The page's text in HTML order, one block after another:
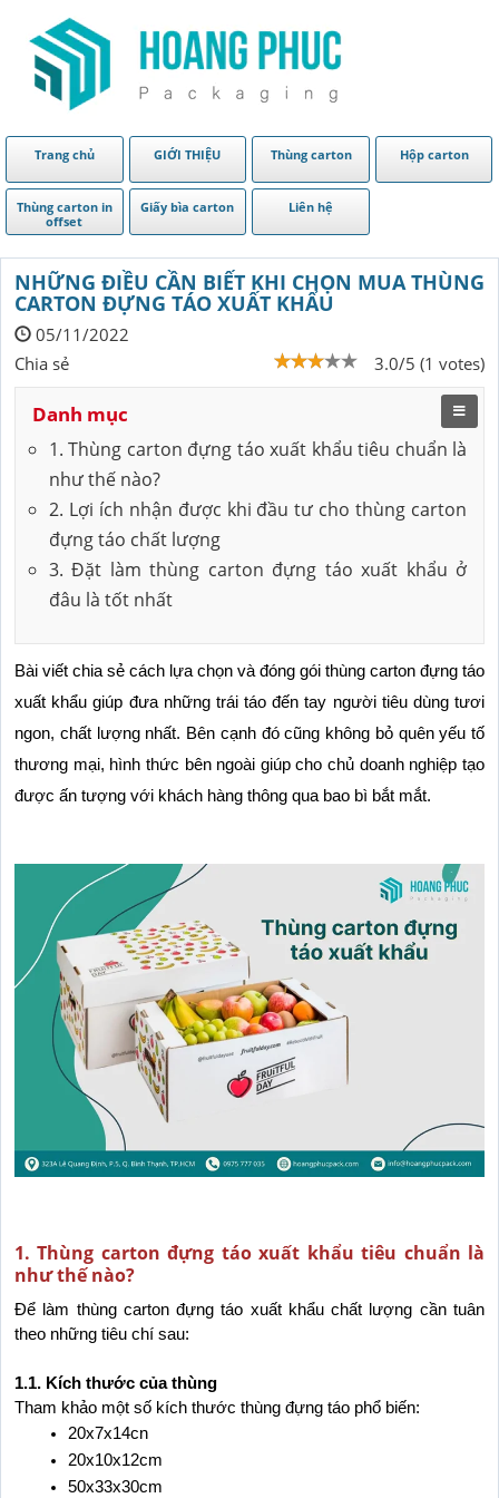
Trang chủ GIỚI THIỆU Thùng carton Hộp carton
Thùng carton in
offset
Giấy bìa carton Liên hệ
NHỮNG ĐIỀU CẦN BIẾT KHI CHỌN MUA THÙNG
CARTON ĐỰNG TÁO XUẤT KHẨU
05/11/2022
3.0/5 (1 votes)
Chia sẻ
Danh mục
1. Thùng carton đựng táo xuất khẩu tiêu chuẩn là
như thế nào?
2. Lợi ích nhận được khi đầu tư cho thùng carton
đựng táo chất lượng
3. Đặt làm thùng carton đựng táo xuất khẩu ở
đâu là tốt nhất
Bài viết chia sẻ cách lựa chọn và đóng gói thùng carton đựng táo
xuất khẩu giúp đưa những trái táo đến tay người tiêu dùng tươi
ngon, chất lượng nhất. Bên cạnh đó cũng không bỏ quên yếu tố
thương mại, hình thức bên ngoài giúp cho chủ doanh nghiệp tạo
được ấn tượng với khách hàng thông qua bao bì bắt mắt.
1. Thùng carton đựng táo xuất khẩu tiêu chuẩn là
như thế nào?
Để làm thùng carton đựng táo xuất khẩu chất lượng cần tuân
theo những tiêu chí sau:
1.1. Kích thước của thùng
Tham khảo một số kích thước thùng đựng táo phổ biến:
20x7x14cn
20x10x12cm
50x33x30cm